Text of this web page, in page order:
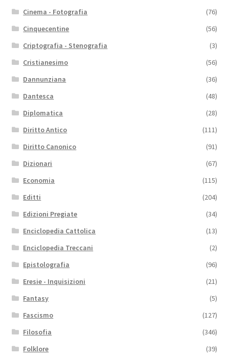
Cinema - Fotografia
(76)
Cinquecentine
(56)
Criptografia - Stenografia
(3)
Cristianesimo
(56)
Dannunziana
(36)
Dantesca
(48)
Diplomatica
(28)
Diritto Antico
(111)
Diritto Canonico
(91)
Dizionari
(67)
Economia
(115)
Editti
(204)
Edizioni Pregiate
(34)
Enciclopedia Cattolica
(13)
Enciclopedia Treccani
(2)
Epistolografia
(96)
Eresie - Inquisizioni
(21)
Fantasy
(5)
Fascismo
(127)
Filosofia
(346)
Folklore
(39)